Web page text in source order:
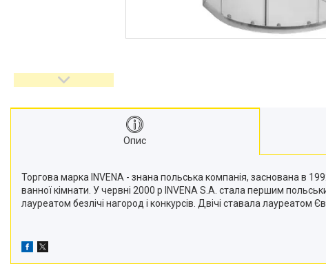
Опис
Торгова марка INVENA - знана польська компанія, заснована в
ванної кімнати. У червні 2000 р INVENA S.A. стала першим
лауреатом безлічі нагород і конкурсів. Двічі ставала лауреатом